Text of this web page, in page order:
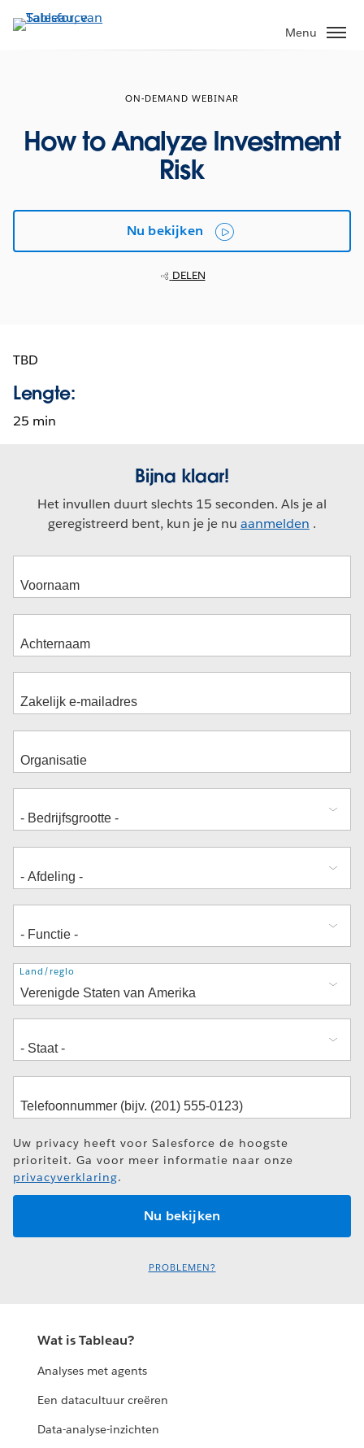
Verder
naar
Menu
ON-DEMAND WEBINAR
How to Analyze Investment
Risk
Nu bekijken
DELEN
TBD
Lengte:
25 min
Bijna klaar!
Het invullen duurt slechts 15 seconden. Als je al
geregistreerd bent, kun je je nu aanmelden .
Adres
Land/regio
Uw privacy heeft voor Salesforce de hoogste
prioriteit. Ga voor meer informatie naar onze
privacyverklaring.
PROBLEMEN?
Wat is Tableau?
Analyses met agents
Een datacultuur creëren
Data-analyse-inzichten